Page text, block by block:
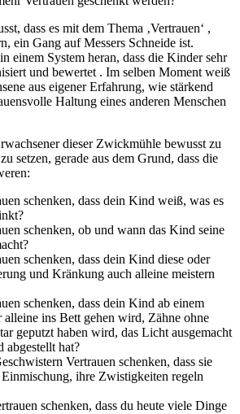
dass es mit dem Thema ‚Vertrauen‘ ,
ein Gang auf Messers Schneide ist.
einem System heran, dass die Kinder sehr
und bewertet . Im selben Moment weiß
aus eigener Erfahrung, wie stärkend
Haltung eines anderen Menschen
dieser Zwickmühle bewusst zu
setzen, gerade aus dem Grund, dass die
schenken, dass dein Kind weiß, was es
schenken, ob und wann das Kind seine
schenken, dass dein Kind diese oder
und Kränkung auch alleine meistern
schenken, dass dein Kind ab einem
alleine ins Bett gehen wird, Zähne ohne
geputzt haben wird, das Licht ausgemacht
abgestellt hat?
Vertrauen schenken, dass sie
Einmischung, ihre Zwistigkeiten regeln
schenken, dass du heute viele Dinge